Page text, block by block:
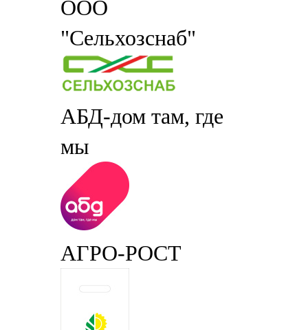
ООО
"Сельхозснаб"
АБД-дом там, где
мы
АГРО-РОСТ